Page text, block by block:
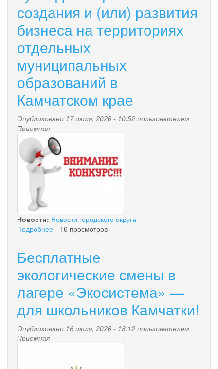
создания и (или) развития
бизнеса на территориях
отдельных
муниципальных
образований в
Камчатском крае
Опубликовано 17 июля, 2026 - 10:52 пользователем
Приемная
Новости: Новости городского округа
Подробнее
развитии
края
объявлен
второй
отбор
(период
с
по
получателей
16 просмотров
Бесплатные
экологические смены в
лагере «Экосистема» —
для школьников Камчатки!
Опубликовано 16 июля, 2026 - 18:12 пользователем
Приемная